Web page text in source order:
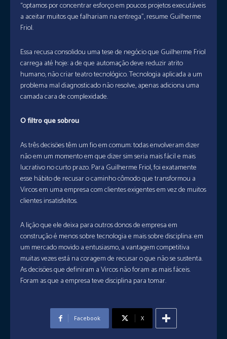
“optamos por concentrar esforço em poucos projetos executáveis
a aceitar muitos que falhariam na entrega”, resume Guilherme
Friol.
Essa recusa consolidou uma tese de negócio que Guilherme Friol
carrega até hoje: a de que automação deve reduzir atrito
humano, não criar teatro tecnológico. Tecnologia aplicada a um
problema mal diagnosticado não resolve, apenas adiciona uma
camada cara de complexidade.
O filtro que sobrou
As três decisões têm um fio em comum: todas envolveram dizer
não em um momento em que dizer sim seria mais fácil e mais
lucrativo no curto prazo. Para Guilherme Friol, foi exatamente
esse hábito de recusar o caminho cômodo que transformou a
Vircos em uma empresa com clientes exigentes em vez de muitos
clientes insatisfeitos.
A lição que ele deixa para outros donos de empresa em
construção é menos sobre tecnologia e mais sobre disciplina: em
um mercado movido a entusiasmo, a vantagem competitiva
muitas vezes está na coragem de recusar o que não se sustenta.
As decisões que definiram a Vircos não foram as mais fáceis.
Foram as que a empresa teve disciplina para tomar.
Facebook X